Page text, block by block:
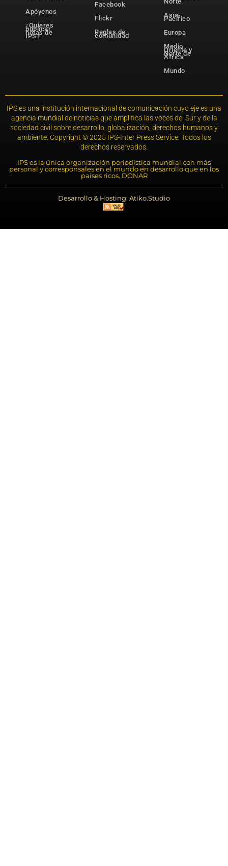
Apóyenos
¿Quieres
publicar
notas de
IPS?
Facebook
Flickr
Reglas de
comunidad
Asia-
Pacífico
Europa
Medio
Oriente y
Norte de
África
Mundo
IPS es una institución internacional de comunicación cuyo eje es una
agencia mundial de noticias que amplifica las voces del Sur y de la
sociedad civil sobre desarrollo, globalización, derechos humanos y
ambiente. Copyright © 2025 IPS-Inter Press Service. Todos los
derechos reservados.
IPS es la única organización periodística mundial con más
personal y corresponsales en el mundo en desarrollo que en los
países ricos. DONAR
Desarrollo & Hosting: Atiko.Studio